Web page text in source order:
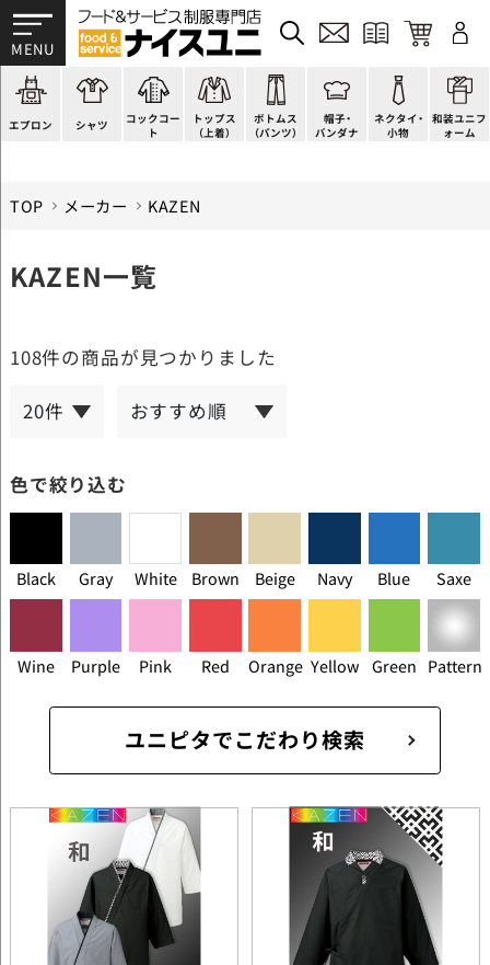
エプロン
かぶり型
スモック風
厨房用
ラップエプロン
シャツ
ピンタック
Tシャツ
ポロシャツ
和風シャツ(Asian)コックコー
ト
ショップコート
スタンダード
ファッション
キッズ
トップス
（上着）
法被(はっぴ)
調理白衣
カットソー
ジャンバー
ボトムス
（パンツ）
イージーパンツ
ワンピース
厨房シューズ
フロアシューズ
帽子・
バンダナ
洋帽子
コック帽
衛生帽子
ヘアネット
ネクタイ・
小物
ネクタイ
蝶ネクタイ
リボン・スカーフ
クロスタイ
和装ユニフ
ォーム
帯
草履、足袋など
着付小物
きもの
TOP メーカー KAZEN
KAZEN一覧
108件の商品が見つかりました
色で絞り込む
Black Gray White Brown Beige Navy Blue Saxe
Wine Purple Pink Red Orange Yellow Green Pattern
ユニピタでこだわり検索